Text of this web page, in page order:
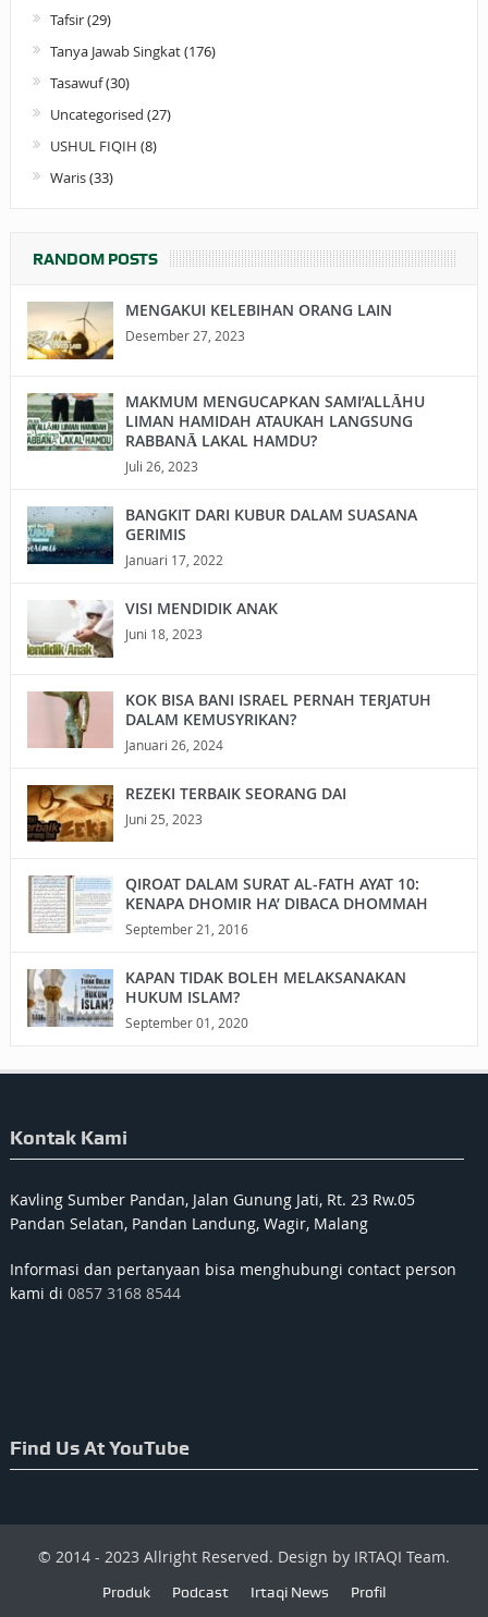
Tafsir(29)
Tanya Jawab Singkat(176)
Tasawuf(30)
Uncategorised (27)
USHUL FIQIH (8)
Waris(33)
RANDOM POSTS
MENGAKUI KELEBIHAN ORANG LAIN
Desember 27, 2023
MAKMUM MENGUCAPKAN SAMI’ALLĀHU
LIMAN HAMIDAH ATAUKAH LANGSUNG
RABBANĀ LAKAL HAMDU?
Juli 26, 2023
BANGKIT DARI KUBUR DALAM SUASANA
GERIMIS
Januari 17, 2022
VISI MENDIDIK ANAK
Juni 18, 2023
KOK BISA BANI ISRAEL PERNAH TERJATUH
DALAM KEMUSYRIKAN?
Januari 26, 2024
REZEKI TERBAIK SEORANG DAI
Juni 25, 2023
QIROAT DALAM SURAT AL-FATH AYAT 10:
KENAPA DHOMIR HA’ DIBACA DHOMMAH
September 21, 2016
KAPAN TIDAK BOLEH MELAKSANAKAN
HUKUM ISLAM?
September 01, 2020
Kontak Kami
Kavling Sumber Pandan, Jalan Gunung Jati, Rt. 23 Rw.05
Pandan Selatan, Pandan Landung, Wagir, Malang
Informasi dan pertanyaan bisa menghubungi contact person
kami di 0857 3168 8544
Find Us At YouTube
© 2014 - 2023 Allright Reserved. Design by IRTAQI Team.
Produk Podcast Irtaqi News Profil